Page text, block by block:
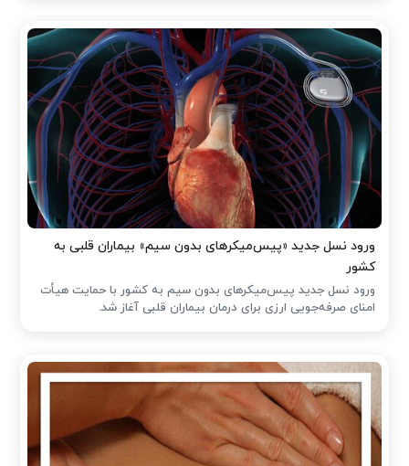
ورود نسل جدید «پیس‌میکرهای بدون سیم» بیماران قلبی به
کشور
ورود نسل جدید پیس‌میکرهای بدون سیم به کشور با حمایت هیأت
امنای صرفه‌جویی ارزی برای درمان بیماران قلبی آغاز شد.